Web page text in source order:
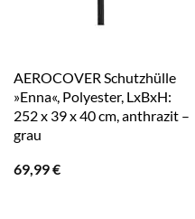
AEROCOVER Schutzhülle
»Enna«, Polyester, LxBxH:
252 x 39 x 40 cm, anthrazit –
grau
69,99€